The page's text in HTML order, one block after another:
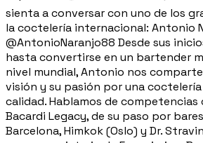
sienta a conversar con uno de los
la coctelería internacional: Antonio
@AntonioNaranjo88 Desde sus
hasta convertirse en un bartender
nivel mundial, Antonio nos
visión y su pasión por una
calidad. Hablamos de competencias
Bacardi Legacy, de su paso por
Barcelona, Himkok (Oslo) y Dr.